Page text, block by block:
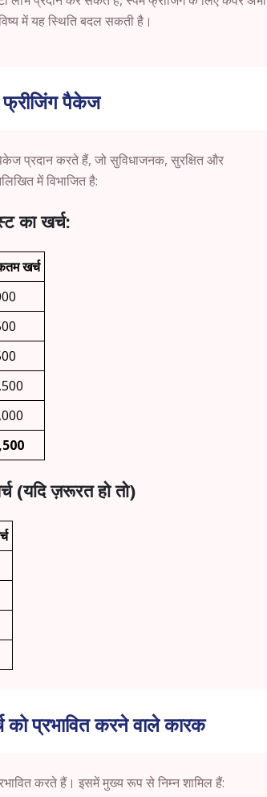
में यह स्थिति बदल सकती है।
फ्रीजिंग पैकेज
प्रदान करते हैं, जो सुविधाजनक, सुरक्षित और
में विभाजित है:
का खर्च:
खर्च
(यदि ज़रूरत हो तो)
को प्रभावित करने वाले कारक
करते हैं। इसमें मुख्य रूप से निम्न शामिल हैं: